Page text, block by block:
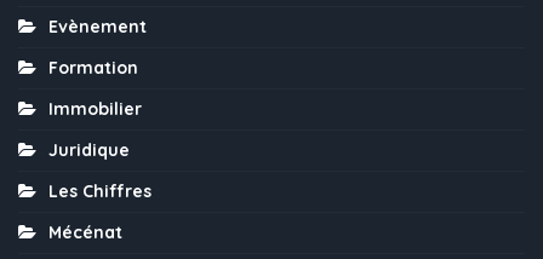
Evènement
Formation
Immobilier
Juridique
Les Chiffres
Mécénat